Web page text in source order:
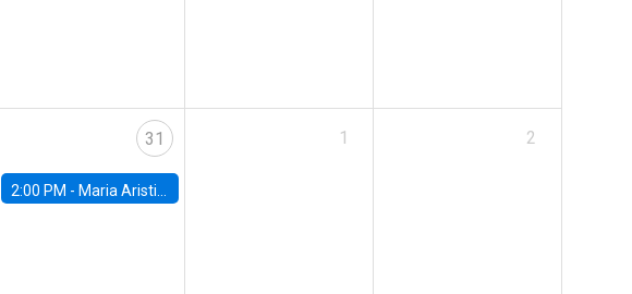
31
2:00 PM - Maria Aristizabal-Ramirez, FED Board
1 2